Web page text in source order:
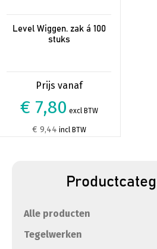
Level Wiggen. zak á 100
stuks
€ 7,80 excl BTW
€ 9,44 incl BTW
Alle producten
Tegelwerken